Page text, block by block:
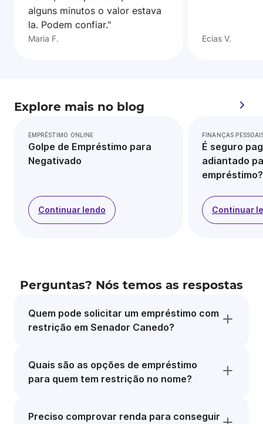
alguns minutos o valor estava
la. Podem confiar."
Maria F. Ecias V.
Explore mais no blog
EMPRÉSTIMO ONLINE
Golpe de Empréstimo para
Negativado
Continuar lendo
FINANÇAS
É seguro
adiantado
empréstimo?
Continuar
Perguntas? Nós temos as respostas
Quem pode solicitar um empréstimo com
restrição em Senador Canedo?
Quais são as opções de empréstimo
para quem tem restrição no nome?
Preciso comprovar renda para conseguir